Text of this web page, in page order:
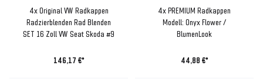
4x Original VW Radkappen
Radzierblenden Rad Blenden
SET 16 Zoll VW Seat Skoda #9
146,17 €*
4x PREMIUM Radkappen
Modell: Onyx Flower /
BlumenLook
44,88 €*